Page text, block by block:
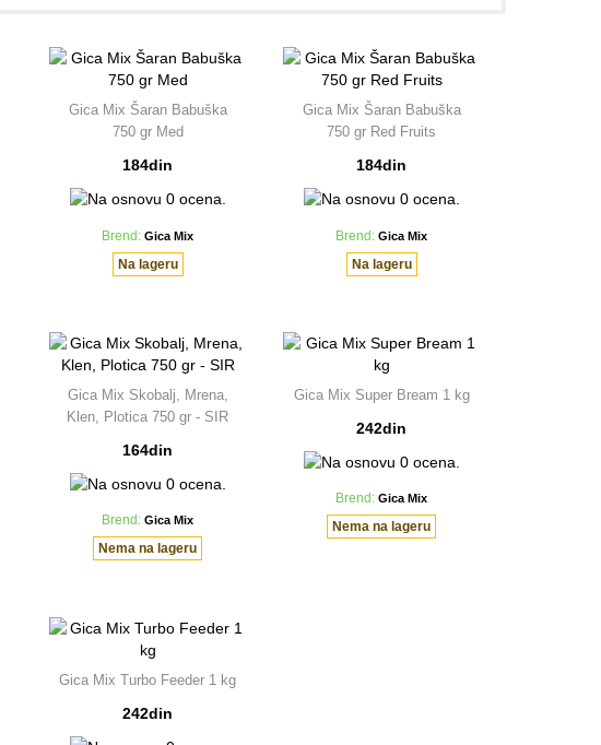
Gica Mix Šaran Babuška
750 gr Med
184din
Brend: Gica Mix
Na lageru
Gica Mix Šaran Babuška
750 gr Red Fruits
184din
Brend: Gica Mix
Na lageru
Gica Mix Skobalj, Mrena,
Klen, Plotica 750 gr - SIR
164din
Brend: Gica Mix
Nema na lageru
Gica Mix Super Bream 1 kg
242din
Brend: Gica Mix
Nema na lageru
Gica Mix Turbo Feeder 1 kg
242din